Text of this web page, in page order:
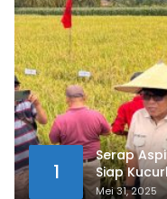
1
Serap
Siap
Kalukku
Mei 31, 2025